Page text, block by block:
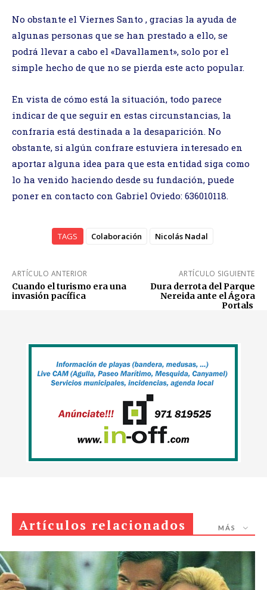
No obstante el Viernes Santo , gracias la ayuda de
algunas personas que se han prestado a ello, se
podrá llevar a cabo el «Davallament», solo por el
simple hecho de que no se pierda este acto popular.
En vista de cómo está la situación, todo parece
indicar de que seguir en estas circunstancias, la
confraria está destinada a la desaparición. No
obstante, si algún confrare estuviera interesado en
aportar alguna idea para que esta entidad siga como
lo ha venido haciendo desde su fundación, puede
poner en contacto con Gabriel Oviedo: 636010118.
TAGS Colaboración Nicolás Nadal
ARTÍCULO ANTERIOR
Cuando el turismo era una
invasión pacífica
ARTÍCULO SIGUIENTE
Dura derrota del Parque
Nereida ante el Ágora
Portals
Artículos relacionados MÁS